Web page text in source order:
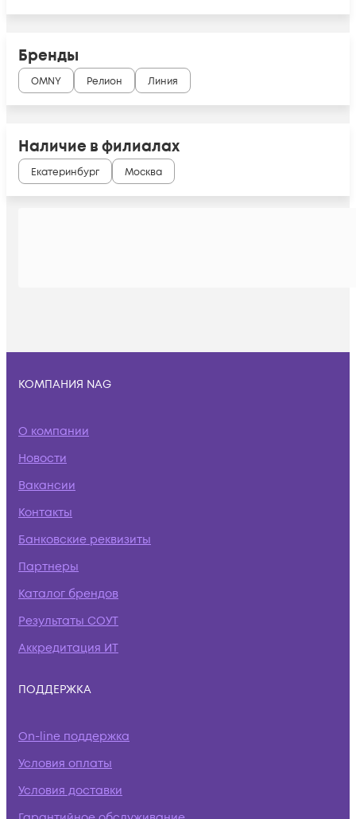
Бренды
OMNY Релион Линия
Наличие в филиалах
Екатеринбург Москва
КОМПАНИЯ NAG
О компании
Новости
Вакансии
Контакты
Банковские реквизиты
Партнеры
Каталог брендов
Результаты СОУТ
Аккредитация ИТ
ПОДДЕРЖКА
On-line поддержка
Условия оплаты
Условия доставки